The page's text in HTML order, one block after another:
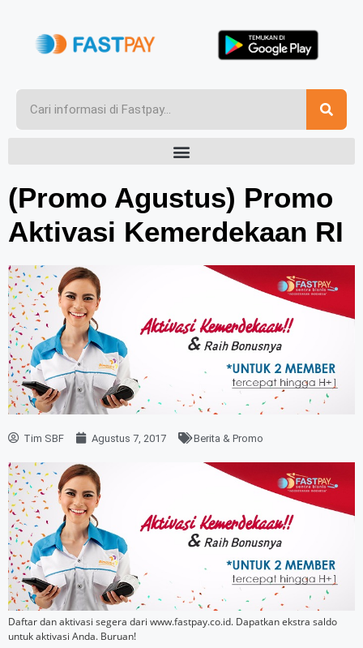
(Promo Agustus) Promo
Aktivasi Kemerdekaan RI
Tim SBF Agustus 7, 2017 Berita & Promo
Daftar dan aktivasi segera dari www.fastpay.co.id. Dapatkan ekstra saldo
untuk aktivasi Anda. Buruan!